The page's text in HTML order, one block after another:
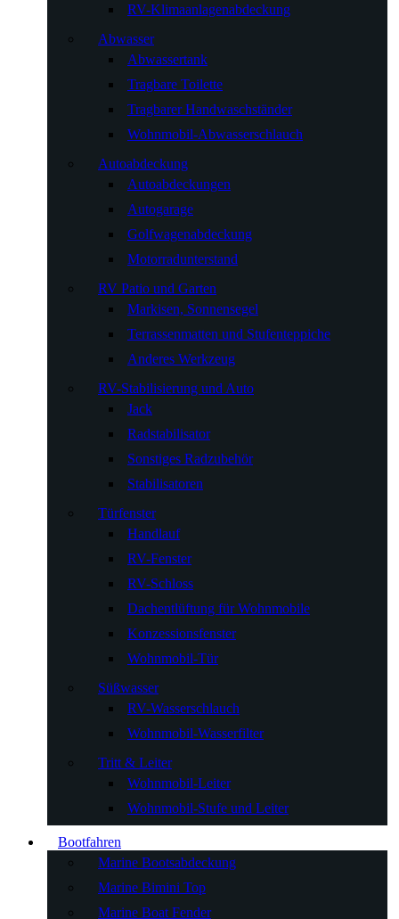
RV-Klimaanlagenabdeckung
Abwasser
Abwassertank
Tragbare Toilette
Tragbarer Handwaschständer
Wohnmobil-Abwasserschlauch
Autoabdeckung
Autoabdeckungen
Autogarage
Golfwagenabdeckung
Motorradunterstand
RV Patio und Garten
Markisen, Sonnensegel
Terrassenmatten und Stufenteppiche
Anderes Werkzeug
RV-Stabilisierung und Auto
Jack
Radstabilisator
Sonstiges Radzubehör
Stabilisatoren
Türfenster
Handlauf
RV-Fenster
RV-Schloss
Dachentlüftung für Wohnmobile
Konzessionsfenster
Wohnmobil-Tür
Süßwasser
RV-Wasserschlauch
Wohnmobil-Wasserfilter
Tritt & Leiter
Wohnmobil-Leiter
Wohnmobil-Stufe und Leiter
Bootfahren
Marine Bootsabdeckung
Marine Bimini Top
Marine Boat Fender